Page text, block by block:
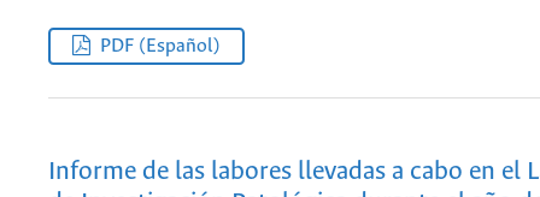
PDF (Español)
Informe de las labores llevadas a cabo en el